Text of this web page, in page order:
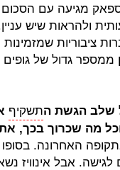
מגיעה עם הסכום
ולהראות שיש
שלב הגשת התשקיף
מה שכרוך בכך,
האחרונה. בסופו
אבל אינוויז